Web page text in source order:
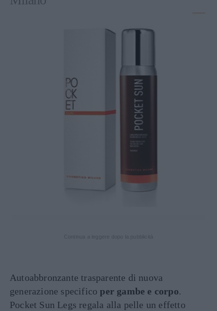
Autoabbronzante trasparente di nuova
generazione specificoper gambe e corpo.
Pocket Sun Legs regala alla pelle un effetto